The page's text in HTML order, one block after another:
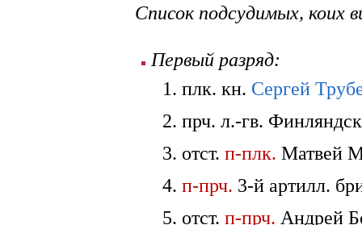
Список подсудимых, коих
Первый разряд:
плк. кн. Сергей
прч. л.-гв.
отст.п-плк. Матвей
п-прч. 3-й артилл.
отст.п-прч. Андрей